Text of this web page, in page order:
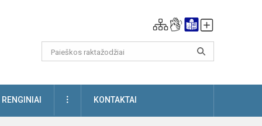
RENGINIAI DAUGIAUKONTAKTAI